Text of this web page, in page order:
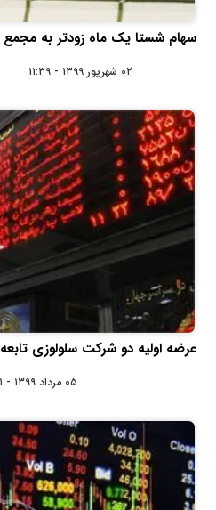
سهام شستا یک ماه زودتر به
۰۲ شهریور ۱۳۹۹ - ۱۱:۳۹
عرضه اولیه دو شرکت سلولوزی
۰۵ مرداد ۱۳۹۹ - ۰۹:۴۱